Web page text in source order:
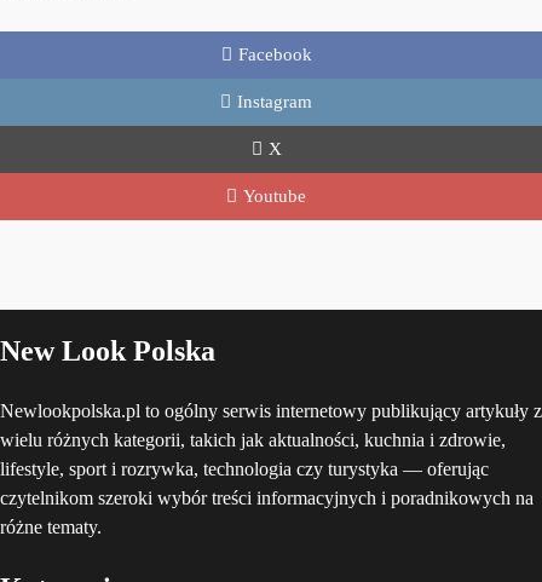
Facebook
Instagram
X
Youtube
New Look Polska
Newlookpolska.pl to ogólny serwis internetowy publikujący artykuły z
wielu różnych kategorii, takich jak aktualności, kuchnia i zdrowie,
lifestyle, sport i rozrywka, technologia czy turystyka — oferując
czytelnikom szeroki wybór treści informacyjnych i poradnikowych na
różne tematy.